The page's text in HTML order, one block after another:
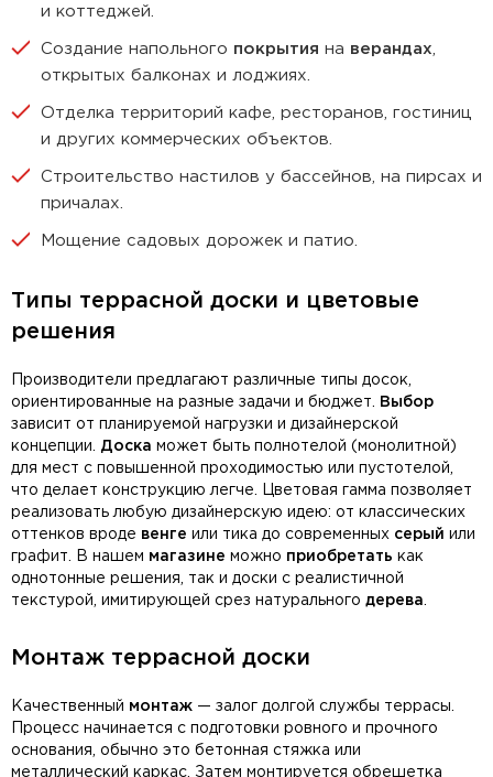
и коттеджей.
Создание напольного покрытия на верандах
открытых балконах и лоджиях.
Отделка территорий кафе, ресторанов, гостиниц
и других коммерческих объектов.
Строительство настилов у бассейнов, на пирсах и
причалах.
Мощение садовых дорожек и патио.
Типы террасной доски и цветовые
решения
Производители предлагают различные типы досок,
ориентированные на разные задачи и бюджет.
Выбор
зависит от планируемой нагрузки и дизайнерской
концепции. Доска может быть полнотелой (монолитной)
для мест с повышенной проходимостью или пустотелой,
что делает конструкцию легче. Цветовая гамма позволяет
реализовать любую дизайнерскую идею: от классических
оттенков вроде венге или тика до современных серый или
графит. В нашем магазине можно приобретать как
однотонные решения, так и доски с реалистичной
текстурой, имитирующей срез натурального дерева
Монтаж террасной доски
Качественный монтаж — залог долгой службы террасы.
Процесс начинается с подготовки ровного и прочного
основания, обычно это бетонная стяжка или
металлический каркас. Затем монтируется обрешетка